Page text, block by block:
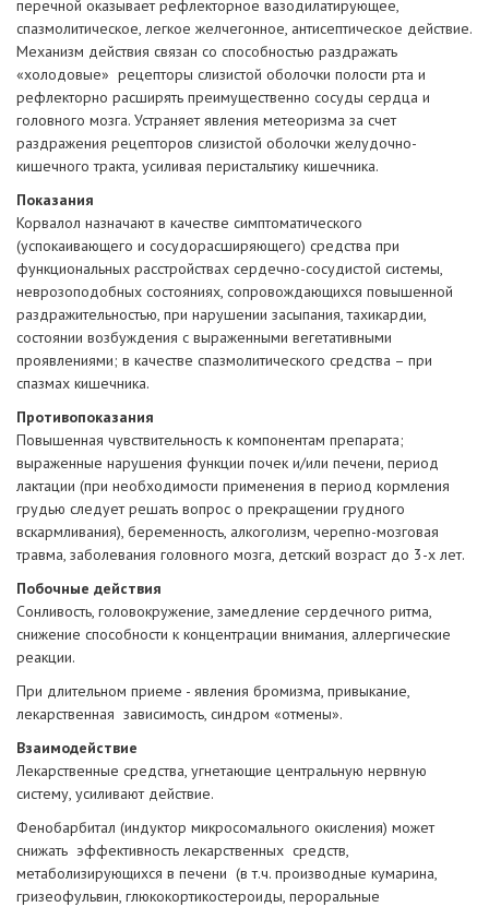
перечной оказывает рефлекторное вазодилатирующее,
спазмолитическое, легкое желчегонное, антисептическое действие.
Механизм действия связан со способностью раздражать
«холодовые» рецепторы слизистой оболочки полости рта и
рефлекторно расширять преимущественно сосуды сердца и
головного мозга. Устраняет явления метеоризма за счет
раздражения рецепторов слизистой оболочки желудочно-
кишечного тракта, усиливая перистальтику кишечника.
Показания
Корвалол назначают в качестве симптоматического
(успокаивающего и сосудорасширяющего) средства при
функциональных расстройствах сердечно-сосудистой системы,
неврозоподобных состояниях, сопровождающихся повышенной
раздражительностью, при нарушении засыпания, тахикардии,
состоянии возбуждения с выраженными вегетативными
проявлениями; в качестве спазмолитического средства – при
спазмах кишечника.
Противопоказания
Повышенная чувствительность к компонентам препарата;
выраженные нарушения функции почек и/или печени, период
лактации (при необходимости применения в период кормления
грудью следует решать вопрос о прекращении грудного
вскармливания), беременность, алкоголизм, черепно-мозговая
травма, заболевания головного мозга, детский возраст до 3-х лет.
Побочные действия
Сонливость, головокружение, замедление сердечного ритма,
снижение способности к концентрации внимания, аллергические
реакции.
При длительном приеме - явления бромизма, привыкание,
лекарственная зависимость, синдром «отмены».
Взаимодействие
Лекарственные средства, угнетающие центральную нервную
систему, усиливают действие.
Фенобарбитал (индуктор микросомального окисления) может
снижать эффективность лекарственных средств,
метаболизирующихся в печени (в т.ч. производные кумарина,
гризеофульвин, глюкокортикостероиды, пероральные